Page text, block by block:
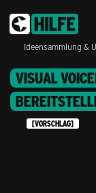
Ideensammlung &
VISUAL
[VORSCHLAG]